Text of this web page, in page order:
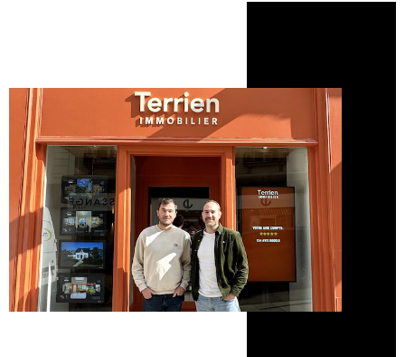
Parce qu’un projet immobilier est avant tout une